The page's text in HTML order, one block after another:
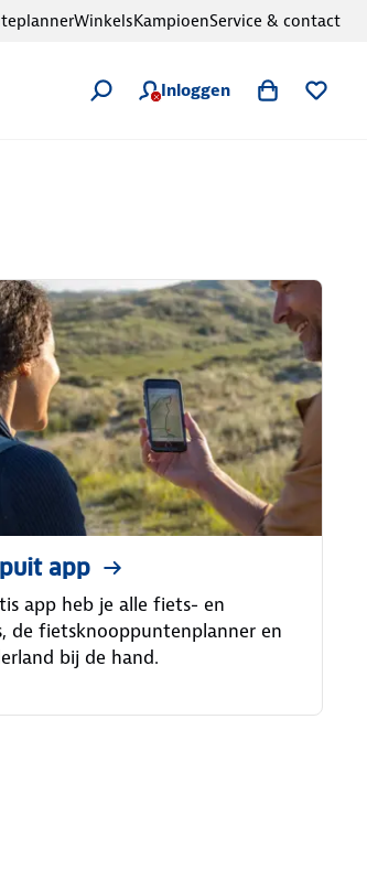
Inloggen
WinkelsKampioenService & contact
app
app heb je alle fiets- en
de fietsknooppuntenplanner en
bij de hand.